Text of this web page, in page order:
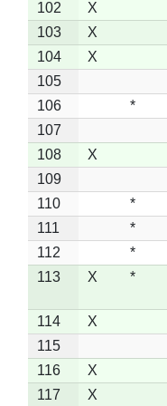
102 X
103
X
104
X
105
106
*
107
108
X
109
110
*
111
*
112
*
113
X *
114 X
115
116
X
117
X